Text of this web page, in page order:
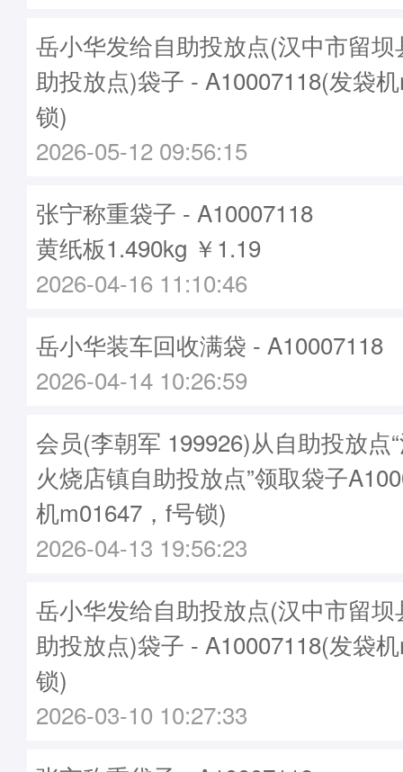
岳小华发给自助投放点(汉中市留
助投放点)袋子 - A10007118(发袋
锁)
2026-05-12 09:56:15
张宁称重袋子 - A10007118
黄纸板1.490kg ￥1.19
2026-04-16 11:10:46
岳小华装车回收满袋 - A10007118
2026-04-14 10:26:59
会员(李朝军 199926)从自助投放点
火烧店镇自助投放点”领取袋子
机m01647，f号锁)
2026-04-13 19:56:23
岳小华发给自助投放点(汉中市留
助投放点)袋子 - A10007118(发袋
锁)
2026-03-10 10:27:33